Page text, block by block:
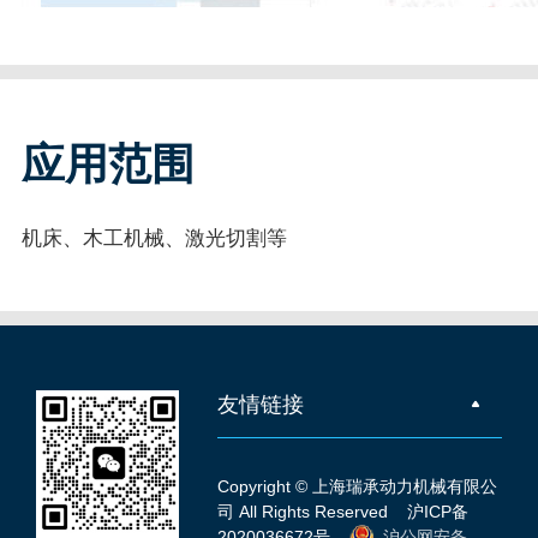
应用范围
机床、木工机械、激光切割等
友情链接
Copyright © 上海瑞承动力机械有限公
司 All Rights Reserved沪ICP备